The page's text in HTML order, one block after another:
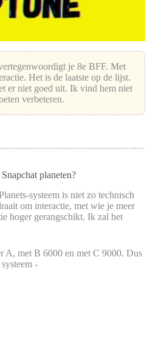
je 8e BFF. Met
Het is de laatste op de lijst.
er niet goed uit. Ik vind hem niet
verbeteren.
planeten?
systeem is niet zo technisch
om interactie, met wie je meer
hoger gerangschikt. Ik zal het
A, met B 6000 en met C 9000. Dus
-